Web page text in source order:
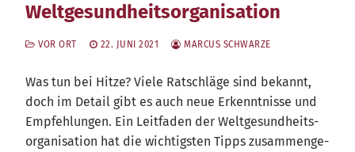
Weltgesundheitsorganisation
VOR ORT 22. JUNI 2021 MARCUS SCHWARZE
Was tun bei Hit­ze? Vie­le Rat­schlä­ge sind bekannt,
doch im Detail gibt es auch neue Erkennt­nis­se und
Emp­feh­lun­gen. Ein Leit­fa­den der Welt­ge­sund­heits­
or­ga­ni­sa­ti­on hat die wich­tigs­ten Tipps zusam­men­ge­